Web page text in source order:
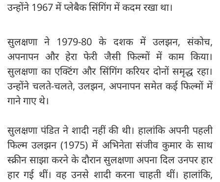
उन्होंने 1967 में प्लेबैक सिंगिंग में कदम रखा था।
सुलक्षणा ने 1979-80 के दशक में उलझन, संकोच,
अपनापन और हेरा फेरी जैसी फिल्मों में काम किया।
सुलक्षणा का एक्टिंग और सिंगिंग करियर दोनों समृद्ध रहा।
उन्होंने चलते-चलते, उलझन, अपनापन समेत कई फिल्मों में
गाने गाए थे।
सुलक्षणा पंडित ने शादी नहीं की थी। हालांकि अपनी पहली
फिल्म उलझन (1975) में अभिनेता संजीव कुमार के साथ
स्क्रीन साझा करने के दौरान सुलक्षणा अपना दिल उनपर हार
हार गई थीं। वह उनसे शादी करना चाहती थीं। हालांकि,